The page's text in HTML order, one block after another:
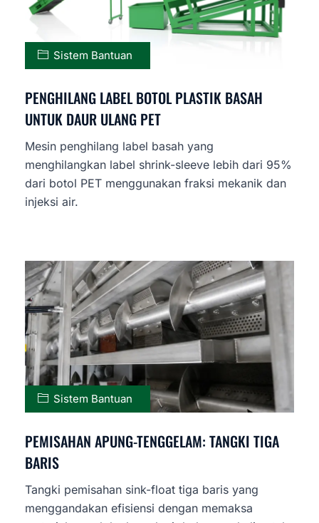
Sistem Bantuan
PENGHILANG LABEL BOTOL PLASTIK BASAH
UNTUK DAUR ULANG PET
Mesin penghilang label basah yang
menghilangkan label shrink-sleeve lebih dari 95%
dari botol PET menggunakan fraksi mekanik dan
injeksi air.
Sistem Bantuan
PEMISAHAN APUNG-TENGGELAM: TANGKI TIGA
BARIS
Tangki pemisahan sink-float tiga baris yang
menggandakan efisiensi dengan memaksa